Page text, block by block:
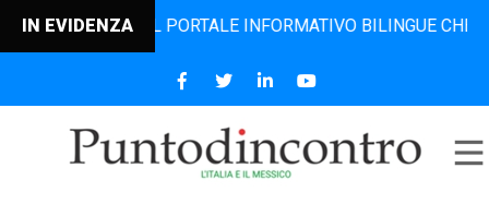
IN EVIDENZA
IL PORTALE INFORMATIVO BILINGUE CHE DAL 2006